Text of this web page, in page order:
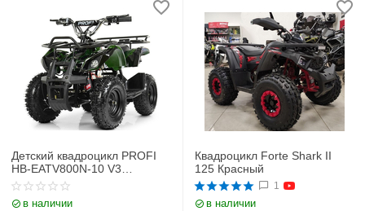
Детский квадроцикл PROFI
HB-EATV800N-10 V3
(Электро) Зеленый
Камуфляж
в наличии
Квадроцикл Forte Shark II
125 Красный
1
в наличии